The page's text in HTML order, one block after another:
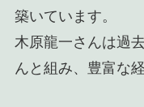
築いています。
木原龍一さんは過
んと組み、豊富な